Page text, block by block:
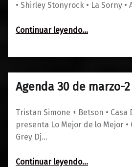
• Shirley Stonyrock • La Sorny
Continuar leyendo“Agenda 5-9 de abril • Semana Santa 2023”
…
Agenda 30 de marzo-
Tristan Simone + Betson • Casa
presenta Lo Mejor de lo Mejor •
Grey Dj…
Continuar leyendo“Agenda 30 de marzo-2 de abril”
…
28/03/20230
Maravillas